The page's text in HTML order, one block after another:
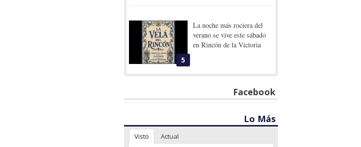
5
La noche más rociera del
verano se vive este sábado
en Rincón de la Victoria
Facebook
Lo Más
Visto Actual